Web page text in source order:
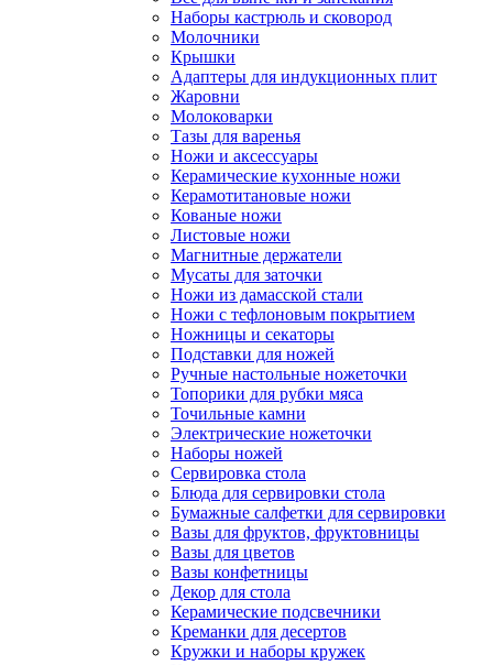
Наборы кастрюль и сковород
Молочники
Крышки
Адаптеры для индукционных плит
Жаровни
Молоковарки
Тазы для варенья
Ножи и аксессуары
Керамические кухонные ножи
Керамотитановые ножи
Кованые ножи
Листовые ножи
Магнитные держатели
Мусаты для заточки
Ножи из дамасской стали
Ножи с тефлоновым покрытием
Ножницы и секаторы
Подставки для ножей
Ручные настольные ножеточки
Топорики для рубки мяса
Точильные камни
Электрические ножеточки
Наборы ножей
Сервировка стола
Блюда для сервировки стола
Бумажные салфетки для сервировки
Вазы для фруктов, фруктовницы
Вазы для цветов
Вазы конфетницы
Декор для стола
Керамические подсвечники
Креманки для десертов
Кружки и наборы кружек